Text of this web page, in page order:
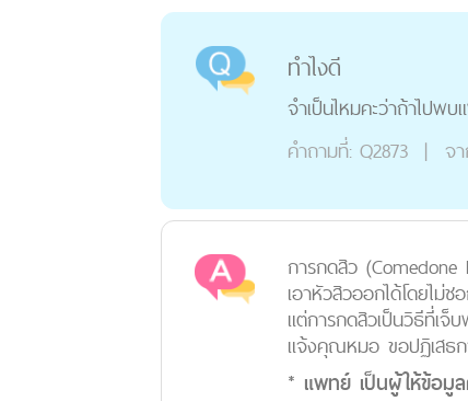
ทำไงดี
จำเป็นไหมคะว่าถ้าไปพ
คำถามที่: Q2873 | จ
การกดสิว (Comedone
เอาหัวสิวออกได้โดยไม่ช
แต่การกดสิวเป็นวิธีที่เ
แจ้งคุณหมอ ขอปฏิเสธก
* แพทย์ เป็นผู้ให้ข้อมูล